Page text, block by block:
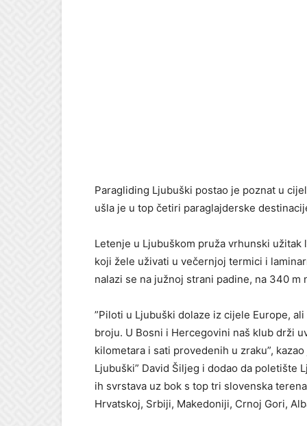
Paragliding Ljubuški postao je poznat u
ušla je u top četiri paraglajderske
Letenje u Ljubuškom pruža vrhunski
koji žele uživati u večernjoj termici i
nalazi se na južnoj strani padine, na 340 m
”Piloti u Ljubuški dolaze iz cijele Europe,
broju. U Bosni i Hercegovini naš klub drži
kilometara i sati provedenih u zraku”,
Ljubuški” David Šiljeg i dodao da poletište
ih svrstava uz bok s top tri slovenska
Hrvatskoj, Srbiji, Makedoniji, Crnoj Gori,